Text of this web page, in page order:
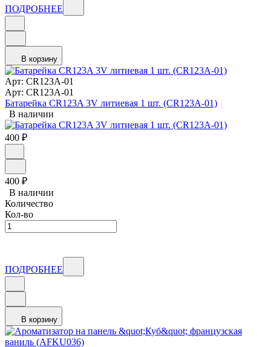
ПОДРОБНЕЕ
В корзину
Арт: CR123A-01
Арт: CR123A-01
Батарейка CR123A 3V литиевая 1 шт. (CR123A-01)
В наличии
400 ₽
400 ₽
В наличии
Количество
Кол-во
ПОДРОБНЕЕ
В корзину